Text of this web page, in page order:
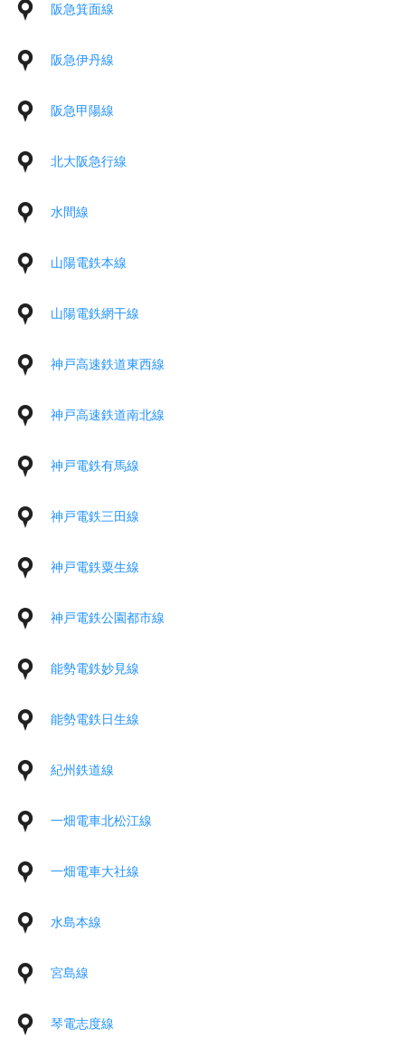
阪急箕面線
阪急伊丹線
阪急甲陽線
北大阪急行線
水間線
山陽電鉄本線
山陽電鉄網干線
神戸高速鉄道東西線
神戸高速鉄道南北線
神戸電鉄有馬線
神戸電鉄三田線
神戸電鉄粟生線
神戸電鉄公園都市線
能勢電鉄妙見線
能勢電鉄日生線
紀州鉄道線
一畑電車北松江線
一畑電車大社線
水島本線
宮島線
琴電志度線